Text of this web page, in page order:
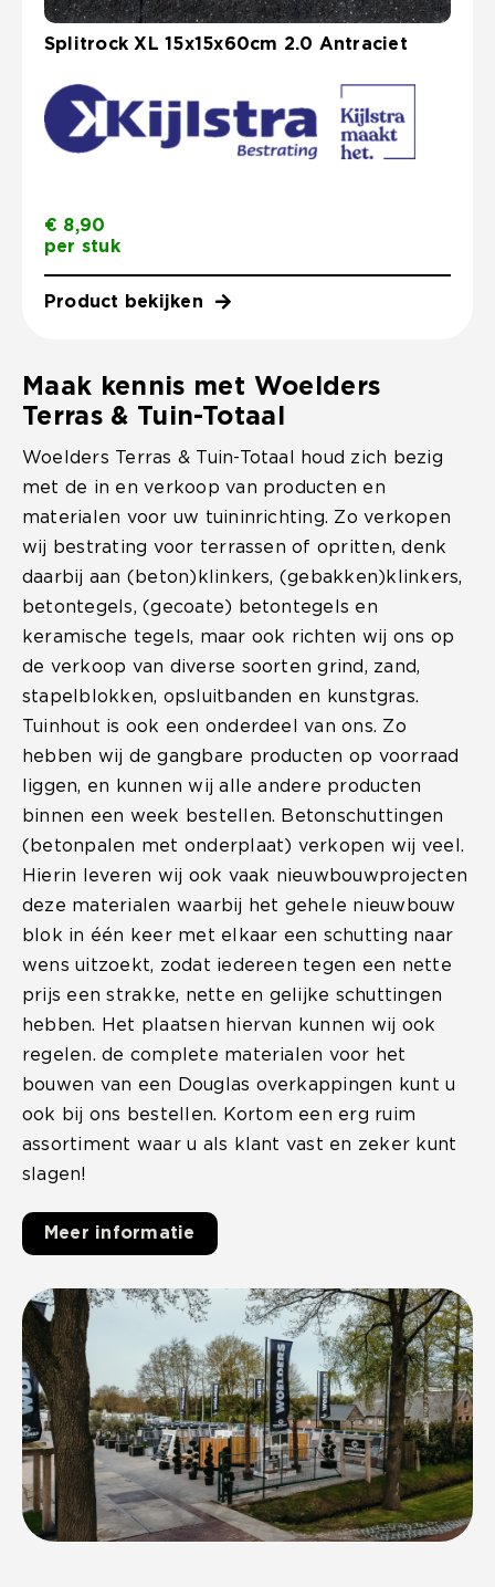
Splitrock XL 15x15x60cm 2.0 Antraciet
€ 8,90
per stuk
Product bekijken
Maak kennis met Woelders
Terras & Tuin-Totaal
Woelders Terras & Tuin-Totaal houd zich bezig
met de in en verkoop van producten en
materialen voor uw tuininrichting. Zo verkopen
wij bestrating voor terrassen of opritten, denk
daarbij aan (beton)klinkers, (gebakken)klinkers,
betontegels, (gecoate) betontegels en
keramische tegels, maar ook richten wij ons op
de verkoop van diverse soorten grind, zand,
stapelblokken, opsluitbanden en kunstgras.
Tuinhout is ook een onderdeel van ons. Zo
hebben wij de gangbare producten op voorraad
liggen, en kunnen wij alle andere producten
binnen een week bestellen. Betonschuttingen
(betonpalen met onderplaat) verkopen wij veel.
Hierin leveren wij ook vaak nieuwbouwprojecten
deze materialen waarbij het gehele nieuwbouw
blok in één keer met elkaar een schutting naar
wens uitzoekt, zodat iedereen tegen een nette
prijs een strakke, nette en gelijke schuttingen
hebben. Het plaatsen hiervan kunnen wij ook
regelen. de complete materialen voor het
bouwen van een Douglas overkappingen kunt u
ook bij ons bestellen. Kortom een erg ruim
assortiment waar u als klant vast en zeker kunt
slagen!
Meer informatie